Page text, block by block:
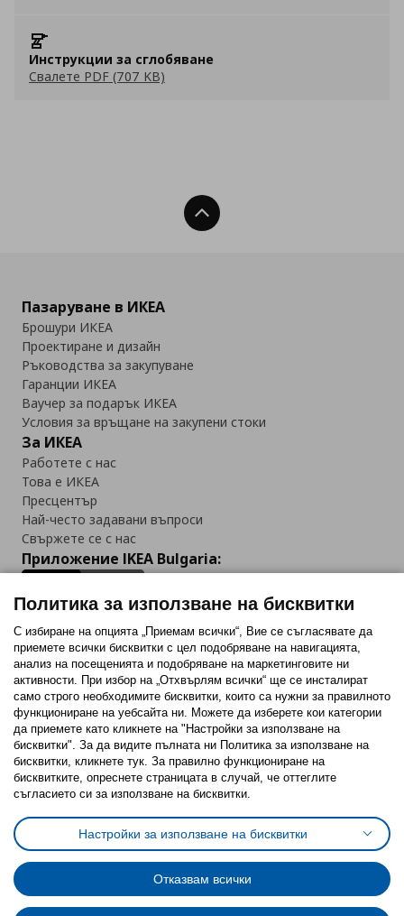
Инструкции за сглобяване
Свалете PDF (707 KB)
Нагоре
Пазаруване в ИКЕА
Брошури ИКЕА
Проектиране и дизайн
Ръководства за закупуване
Гаранции ИКЕА
Ваучер за подарък ИКЕА
Условия за връщане на закупени стоки
За ИКЕА
Работете с нас
Това е ИКЕА
Пресцентър
Най-често задавани въпроси
Свържете се с нас
Приложение IKEA Bulgaria:
Последвайте ни:
FacebookTwitterYoutubePinterestInstagram
Политика за използване на бисквитки (Cookies)
Избор на настройки за използване на бисквитки
Условия за ползване на ikea.bgОбща политика за личните данни
Политика за защита на личните данни на ikea.bg
Общи условия на програма IKEA Family
Политика за защита на лични данни на програма IKEA Family
Политика за използване на бисквитки
С избиране на опцията „Приемам всички“, Вие се съгласявате да
приемете всички бисквитки с цел подобряване на навигацията,
анализ на посещенията и подобряване на маркетинговите ни
активности. При избор на „Отхвърлям всички“ ще се инсталират
само строго необходимитe бисквитки, които са нужни за правилното
функциониране на уебсайта ни. Можете да изберете кои категории
да приемете като кликнете на "Настройки за използване на
бисквитки". За да видите пълната ни Политика за използване на
бисквитки, кликнете тук. За правилно функциониране на
бисквитките, опреснете страницата в случай, че оттеглите
съгласието си за използване на бисквитки.
Настройки за използване на бисквитки
Отказвам всички